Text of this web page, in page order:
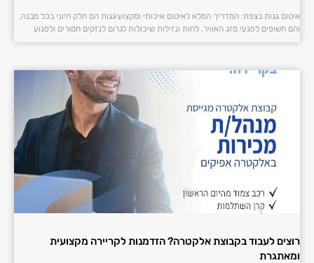
איטום גגות בצפת: המדריך המלא לאיטום איכותי ומקצועיגגות הם חלק חיוני בכל מבנה,
והם חשופים לפגעי מזג האוויר, לחות ונזילות שיכולות לגרום לנזקים חמורים ולפגוע
רוצים לעבוד בקבוצת אלקטרה? הזדמנות לקריירה מקצועית
ומאתגרת